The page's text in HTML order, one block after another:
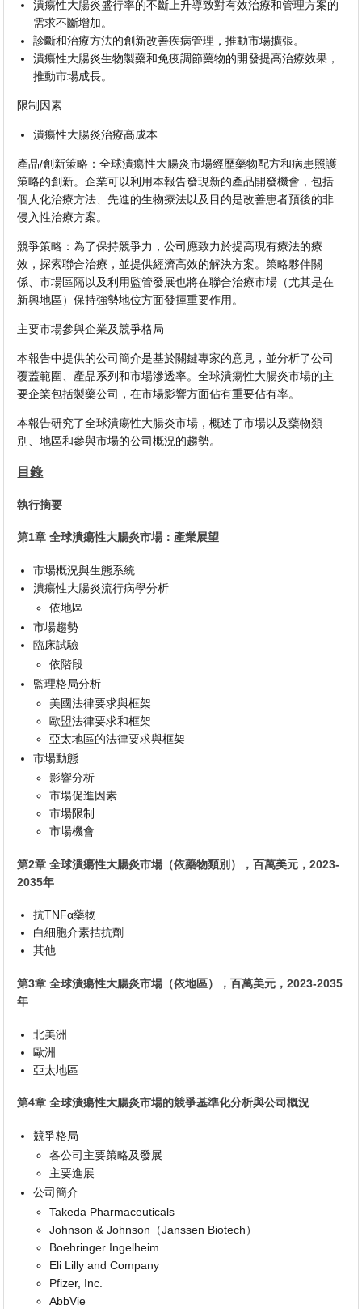
潰瘍性大腸炎盛行率的不斷上升導致對有效治療和管理方案的
需求不斷增加。
診斷和治療方法的創新改善疾病管理，推動市場擴張。
潰瘍性大腸炎生物製藥和免疫調節藥物的開發提高治療效果，
推動市場成長。
限制因素
潰瘍性大腸炎治療高成本
產品/創新策略：全球潰瘍性大腸炎市場經歷藥物配方和病患照護
策略的創新。企業可以利用本報告發現新的產品開發機會，包括
個人化治療方法、先進的生物療法以及目的是改善患者預後的非
侵入性治療方案。
競爭策略：為了保持競爭力，公司應致力於提高現有療法的療
效，探索聯合治療，並提供經濟高效的解決方案。策略夥伴關
係、市場區隔以及利用監管發展也將在聯合治療市場（尤其是在
新興地區）保持強勢地位方面發揮重要作用。
主要市場參與企業及競爭格局
本報告中提供的公司簡介是基於關鍵專家的意見，並分析了公司
覆蓋範圍、產品系列和市場滲透率。全球潰瘍性大腸炎市場的主
要企業包括製藥公司，在市場影響方面佔有重要佔有率。
本報告研究了全球潰瘍性大腸炎市場，概述了市場以及藥物類
別、地區和參與市場的公司概況的趨勢。
目錄
執行摘要
第1章 全球潰瘍性大腸炎市場：產業展望
市場概況與生態系統
潰瘍性大腸炎流行病學分析
依地區
市場趨勢
臨床試驗
依階段
監理格局分析
美國法律要求與框架
歐盟法律要求和框架
亞太地區的法律要求與框架
市場動態
影響分析
市場促進因素
市場限制
市場機會
第2章 全球潰瘍性大腸炎市場（依藥物類別），百萬美元，2023-
2035年
抗TNFα藥物
白細胞介素拮抗劑
其他
第3章 全球潰瘍性大腸炎市場（依地區），百萬美元，2023-2035
年
北美洲
歐洲
亞太地區
第4章 全球潰瘍性大腸炎市場的競爭基準化分析與公司概況
競爭格局
各公司主要策略及發展
主要進展
公司簡介
Takeda Pharmaceuticals
Johnson & Johnson（Janssen Biotech）
Boehringer Ingelheim
Eli Lilly and Company
Pfizer, Inc.
AbbVie